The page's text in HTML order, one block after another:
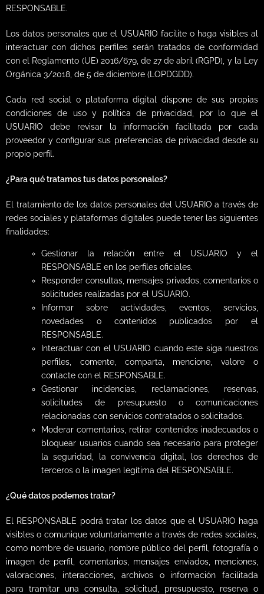
RESPONSABLE.
Los datos personales que el USUARIO facilite o haga visibles al
interactuar con dichos perfiles serán tratados de conformidad
con el Reglamento (UE) 2016/679, de 27 de abril (RGPD), y la Ley
Orgánica 3/2018, de 5 de diciembre (LOPDGDD).
Cada red social o plataforma digital dispone de sus propias
condiciones de uso y política de privacidad, por lo que el
USUARIO debe revisar la información facilitada por cada
proveedor y configurar sus preferencias de privacidad desde su
propio perfil.
¿Para qué tratamos tus datos personales?
El tratamiento de los datos personales del USUARIO a través de
redes sociales y plataformas digitales puede tener las siguientes
finalidades:
Gestionar la relación entre el USUARIO y el
RESPONSABLE en los perfiles oficiales.
Responder consultas, mensajes privados, comentarios o
solicitudes realizadas por el USUARIO.
Informar sobre actividades, eventos, servicios,
novedades o contenidos publicados por el
RESPONSABLE.
Interactuar con el USUARIO cuando este siga nuestros
perfiles, comente, comparta, mencione, valore o
contacte con el RESPONSABLE.
Gestionar incidencias, reclamaciones, reservas,
solicitudes de presupuesto o comunicaciones
relacionadas con servicios contratados o solicitados.
Moderar comentarios, retirar contenidos inadecuados o
bloquear usuarios cuando sea necesario para proteger
la seguridad, la convivencia digital, los derechos de
terceros o la imagen legítima del RESPONSABLE.
¿Qué datos podemos tratar?
El RESPONSABLE podrá tratar los datos que el USUARIO haga
visibles o comunique voluntariamente a través de redes sociales,
como nombre de usuario, nombre público del perfil, fotografía o
imagen de perfil, comentarios, mensajes enviados, menciones,
valoraciones, interacciones, archivos o información facilitada
para tramitar una consulta, solicitud, presupuesto, reserva o